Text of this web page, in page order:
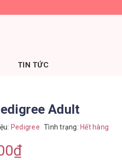
TIN TỨC
Adult
Pedigree Tình trạng: Hết hàng